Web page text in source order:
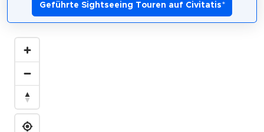
Geführte Sightseeing Touren auf Civitatis*